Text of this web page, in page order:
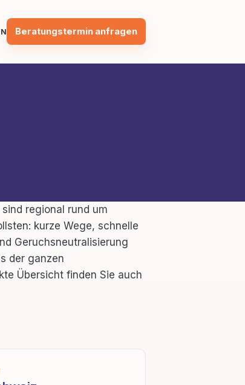
Beratungstermin anfragen
regional rund um
kurze Wege, schnelle
Geruchsneutralisierung
der ganzen
Übersicht finden Sie auch